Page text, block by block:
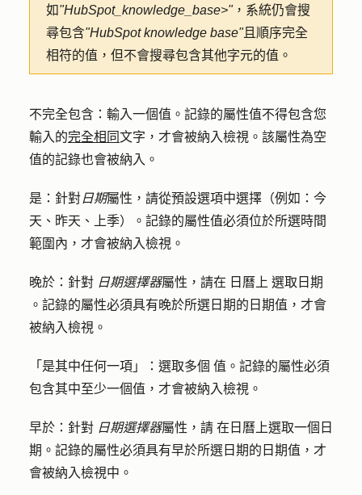
如"HubSpot_knowledge_base>"，系統仍會搜
尋包含"HubSpot knowledge base"且順序完全
相符的值，但不會搜尋包含其他字元的值。
不完全包含： 輸入一個值 。記錄的屬性值不得包含您
輸入的完全相同文字，才會被納入檢視。該屬性為空
值的記錄也會被納入。
是： 針對日期屬性，請從預設選項中選擇（例如：今
天、昨天、上季）。記錄的屬性值必須位於所選時間
範圍內，才會被納入檢視。
晚於：針對 日期選擇器屬性， 請在 日曆 上 選取 日期
。記錄的屬性必須具有晚於所選日期的日期值，才會
被納入檢視。
「是其中任何一項」： 選取多個 值。 記錄的屬性必須
包含其中至少一個值，才會被納入檢視。
早於：針對 日期選擇器屬性， 請 在日曆上選取一個 日
期 。記錄的屬性必須具有早於所選日期的日期值，才
會被納入檢視中。